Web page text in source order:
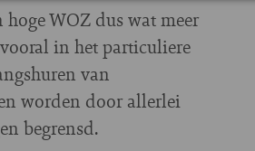
WOZ dus wat meer
in het particuliere
van
worden door allerlei
begrensd.